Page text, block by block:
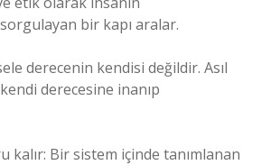
bir kapı aralar.
derecenin kendisi değildir. Asıl
derecesine inanıp
kalır: Bir sistem içinde tanımlanan